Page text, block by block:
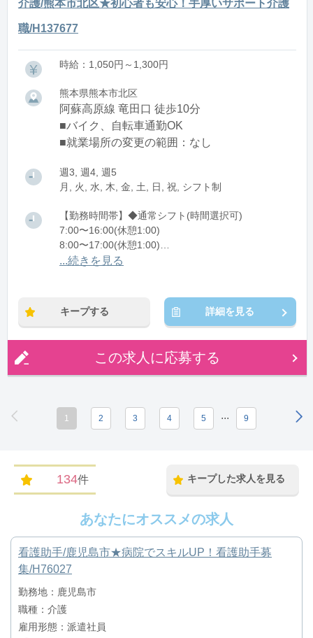
介護/熊本市北区★初心者も安心！手厚いサポート介護
職/H137677
時給：1,050円～1,300円
熊本県熊本市北区
阿蘇高原線 竜田口 徒歩10分
■バイク、自転車通勤OK
■就業場所の変更の範囲：なし
週3, 週4, 週5
月, 火, 水, 木, 金, 土, 日, 祝, シフト制
【勤務時間帯】◆通常シフト(時間選択可)
7:00〜16:00(休憩1:00)
8:00〜17:00(休憩1:00)
12:00〜21:00(休憩1:00)
...続きを見る
キープする 詳細を見る
この求人に応募する
1 2 3 4 5 ... 9
134件 キープした求人を見る
あなたにオススメの求人
看護助手/鹿児島市★病院でスキルUP！看護助手募
集/H76027
勤務地：鹿児島市
職種：介護
雇用形態：派遣社員